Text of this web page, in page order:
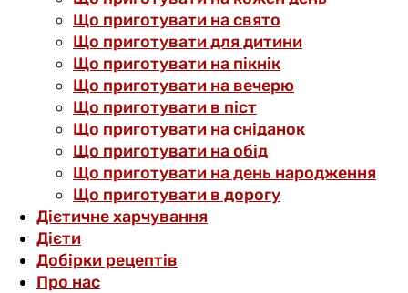
Що приготувати на свято
Що приготувати для дитини
Що приготувати на пікнік
Що приготувати на вечерю
Що приготувати в піст
Що приготувати на сніданок
Що приготувати на обід
Що приготувати на день народження
Що приготувати в дорогу
Дієтичне харчування
Дієти
Добірки рецептів
Про нас